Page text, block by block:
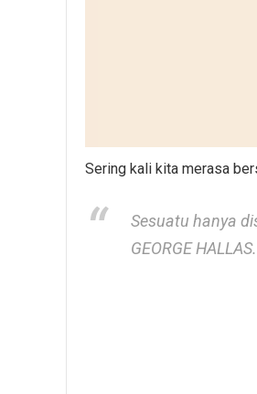
Sering kali kita merasa
Sesuatu hanya
GEORGE HALLAS.